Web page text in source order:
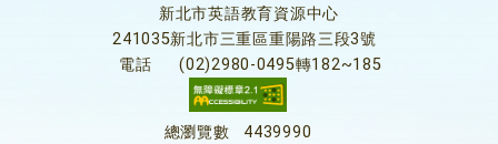
新北市英語教育資源中心
241035新北市三重區重陽路三段3號
電話
(02)2980-0495轉182~185
總瀏覽數 4439990